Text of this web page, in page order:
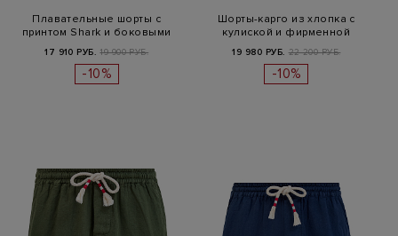
Плавательные шорты с
принтом Shark и боковыми
карманам…
17 910 РУБ. 19 900 РУБ.
-10%
Шорты-карго из хлопка с
кулиской и фирменной
нашивкой
19 980 РУБ. 22 200 РУБ.
-10%